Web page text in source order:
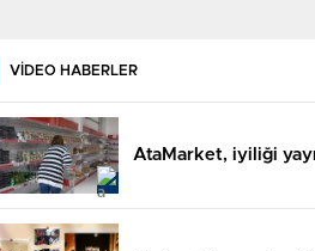
VİDEO HABERLER
AtaMarket, iyiliği